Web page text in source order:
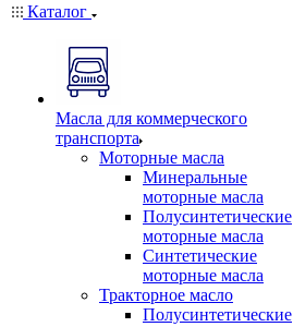
Каталог
Масла для коммерческого
транспорта
Моторные масла
Минеральные
моторные масла
Полусинтетические
моторные масла
Синтетические
моторные масла
Тракторное масло
Полусинтетические